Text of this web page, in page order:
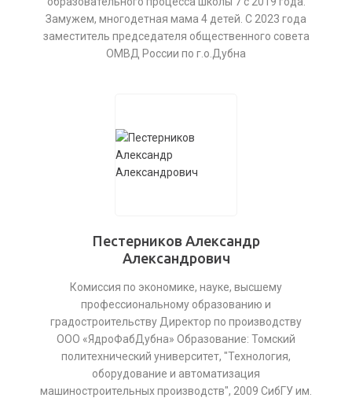
Замужем, многодетная мама 4 детей. С 2023 года
заместитель председателя общественного совета
ОМВД России по г.о.Дубна
Пестерников Александр
Александрович
Комиссия по экономике, науке, высшему
профессиональному образованию и
градостроительству Директор по производству
ООО «ЯдроФабДубна» Образование: Томский
политехнический университет, "Технология,
оборудование и автоматизация
машиностроительных производств", 2009 СибГУ им.